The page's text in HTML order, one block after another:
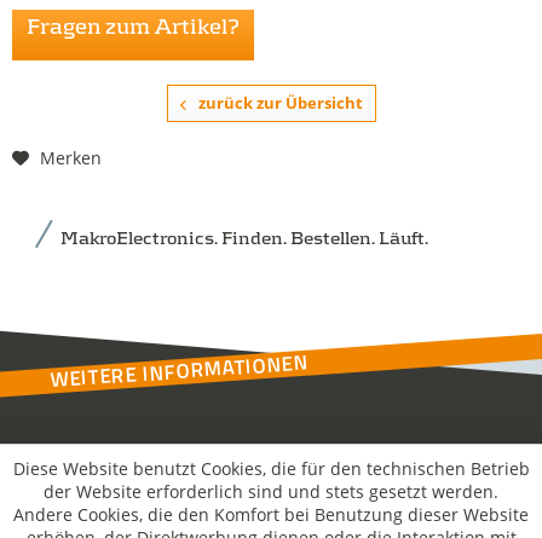
Fragen zum Artikel?
zurück zur Übersicht
Merken
MakroElectronics. Finden. Bestellen. Läuft.
WEITERE INFORMATIONEN
Kontakt
MakroSolutions
Diese Website benutzt Cookies, die für den technischen Betrieb
der Website erforderlich sind und stets gesetzt werden.
Andere Cookies, die den Komfort bei Benutzung dieser Website